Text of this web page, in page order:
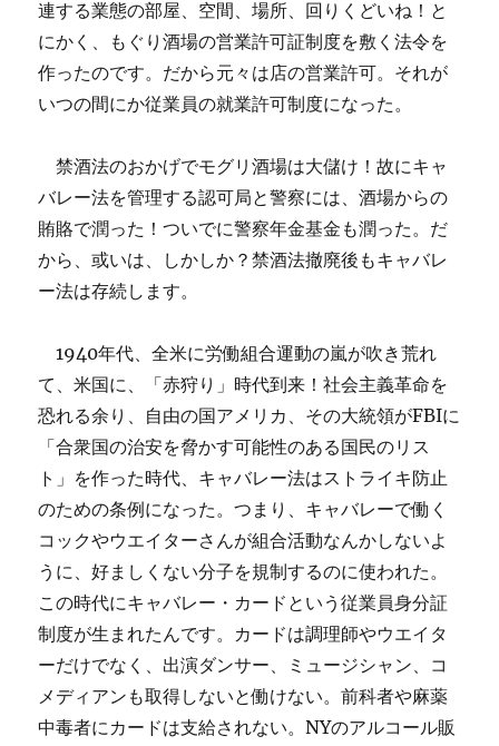
連する業態の部屋、空間、場所、回りくどいね！と
にかく、もぐり酒場の営業許可証制度を敷く法令を
作ったのです。だから元々は店の営業許可。それが
いつの間にか従業員の就業許可制度になった。
禁酒法のおかげでモグリ酒場は大儲け！故にキャ
バレー法を管理する認可局と警察には、酒場からの
賄賂で潤った！ついでに警察年金基金も潤った。だ
から、或いは、しかしか？禁酒法撤廃後もキャバレ
ー法は存続します。
1940年代、全米に労働組合運動の嵐が吹き荒れ
て、米国に、「赤狩り」時代到来！社会主義革命を
恐れる余り、自由の国アメリカ、その大統領がFBIに
「合衆国の治安を脅かす可能性のある国民のリス
ト」を作った時代、キャバレー法はストライキ防止
のための条例になった。つまり、キャバレーで働く
コックやウエイターさんが組合活動なんかしないよ
うに、好ましくない分子を規制するのに使われた。
この時代にキャバレー・カードという従業員身分証
制度が生まれたんです。カードは調理師やウエイタ
ーだけでなく、出演ダンサー、ミュージシャン、コ
メディアンも取得しないと働けない。前科者や麻薬
中毒者にカードは支給されない。NYのアルコール販